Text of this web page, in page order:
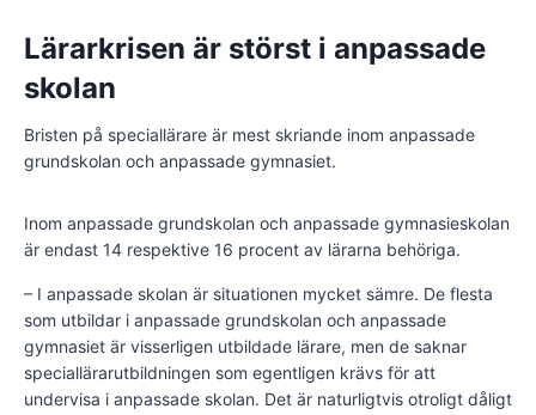
Lärarkrisen är störst i anpassade
skolan
Bristen på speciallärare är mest skriande inom anpassade
grundskolan och anpassade gymnasiet.
Inom anpassade grundskolan och anpassade gymnasieskolan
är endast 14 respektive 16 procent av lärarna behöriga.
– I anpassade skolan är situationen mycket sämre. De flesta
som utbildar i anpassade grundskolan och anpassade
gymnasiet är visserligen utbildade lärare, men de saknar
speciallärarutbildningen som egentligen krävs för att
undervisa i anpassade skolan. Det är naturligtvis otroligt dåligt